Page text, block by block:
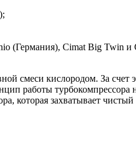
(Германия), Cimat Big Twin
смеси кислородом. За счет
работы турбокомпрессора
которая захватывает